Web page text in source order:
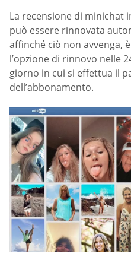
La recensione di minichat
può essere rinnovata
affinché ciò non avvenga,
l’opzione di rinnovo nelle
giorno in cui si effettua il
dell’abbonamento.